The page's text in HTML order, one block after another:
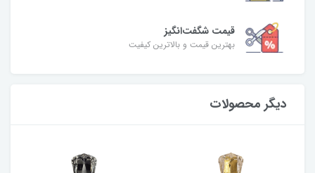
قیمت شگفت‌انگیز
بهترین قیمت و بالاترین کیفیت
دیگر محصولات